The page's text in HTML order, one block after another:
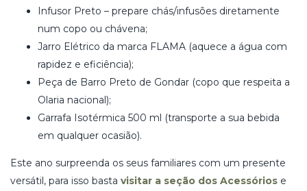
Infusor Preto – prepare chás/infusões diretamente
num copo ou chávena;
Jarro Elétrico da marca FLAMA (aquece a água com
rapidez e eficiência);
Peça de Barro Preto de Gondar (copo que respeita a
Olaria nacional);
Garrafa Isotérmica 500 ml (transporte a sua bebida
em qualquer ocasião).
Este ano surpreenda os seus familiares com um presente
versátil, para isso basta visitar a seção dos Acessórios e